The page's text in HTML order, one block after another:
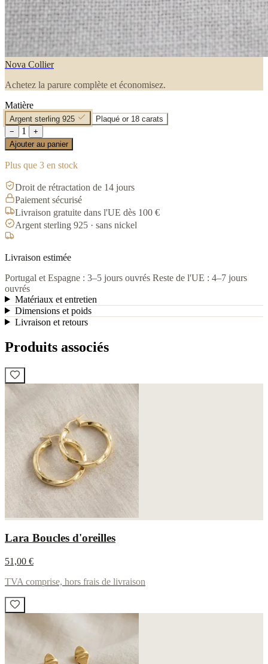
Nova Collier
Achetez la parure complète et économisez.
Matière
Argent sterling 925
Plaqué or 18 carats
−
1
+
Ajouter au panier
Plus que 3 en stock
Droit de rétractation de 14 jours
Paiement sécurisé
Livraison gratuite dans l'UE dès 100 €
Argent sterling 925 · sans nickel
Livraison estimée
Portugal et Espagne : 3–5 jours ouvrés Reste de l'UE : 4–7 jours
ouvrés
Matériaux et entretien
Dimensions et poids
Livraison et retours
Produits associés
Lara Boucles d'oreilles
51,00 €
TVA comprise, hors frais de livraison